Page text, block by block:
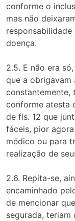
conforme o
mas não
doença.
2.5. E não era
que a
constantemente,
conforme atesta
de fls. 12 que
fáceis, pior
médico ou para
realização de
2.6. Repita-se,
encaminhado
de mencionar
segurada,